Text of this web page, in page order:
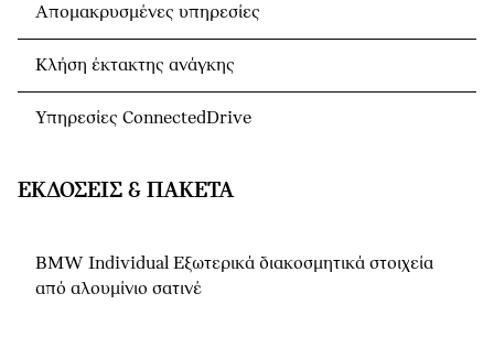
Απομακρυσμένες υπηρεσίες
Κλήση έκτακτης ανάγκης
Υπηρεσίες ConnectedDrive
ΕΚΔΌΣΕΙΣ & ΠΑΚΈΤΑ
BMW Individual Εξωτερικά διακοσμητικά στοιχεία
από αλουμίνιο σατινέ